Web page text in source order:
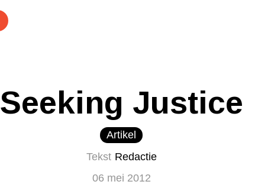
Seeking Justice
Artikel
Tekst Redactie
06 mei 2012